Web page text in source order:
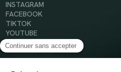
INSTAGRAM
FACEBOOK
TIKTOK
YOUTUBE